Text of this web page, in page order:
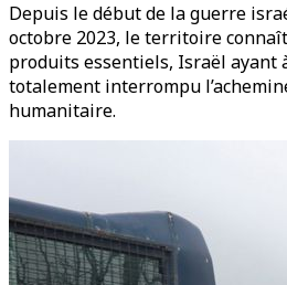
Depuis le début de la guerre
octobre 2023, le territoire
produits essentiels, Israël ayant
totalement interrompu
humanitaire.